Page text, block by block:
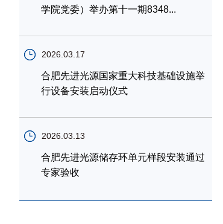
学院党委）举办第十一期8348...
2026.03.17
合肥先进光源国家重大科技基础设施举
行设备安装启动仪式
2026.03.13
合肥先进光源储存环单元样段安装通过
专家验收